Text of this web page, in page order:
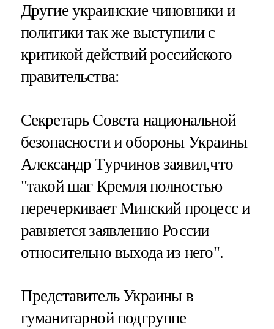
Другие украинские чиновники и
политики так же выступили с
критикой действий российского
правительства:
Секретарь Совета национальной
безопасности и обороны Украины
Александр Турчинов заявил,что
"такой шаг Кремля полностью
перечеркивает Минский процесс и
равняется заявлению России
относительно выхода из него".
Представитель Украины в
гуманитарной подгруппе